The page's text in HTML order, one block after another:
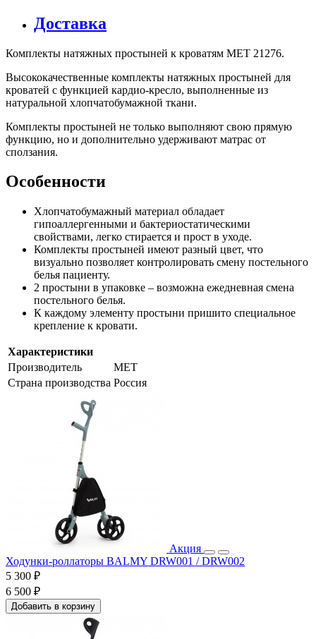
Доставка
Комплекты натяжных простыней к кроватям MET 21276.
Высококачественные комплекты натяжных простыней для
кроватей c функцией кардио-кресло, выполненные из
натуральной хлопчатобумажной ткани.
Комплекты простыней не только выполняют свою прямую
функцию, но и дополнительно удерживают матрас от
сползания.
Особенности
Хлопчатобумажный материал обладает
гипоаллергенными и бактериостатическими
свойствами, легко стирается и прост в уходе.
Комплекты простыней имеют разный цвет, что
визуально позволяет контролировать смену постельного
белья пациенту.
2 простыни в упаковке – возможна ежедневная смена
постельного белья.
К каждому элементу простыни пришито специальное
крепление к кровати.
Характеристики
Производитель
МЕТ
Страна производства Россия
Акция
Ходунки-роллаторы BALMY DRW001 / DRW002
5 300 ₽
6 500 ₽
Добавить в корзину